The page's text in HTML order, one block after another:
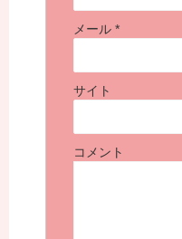
メール *
サイト
コメント